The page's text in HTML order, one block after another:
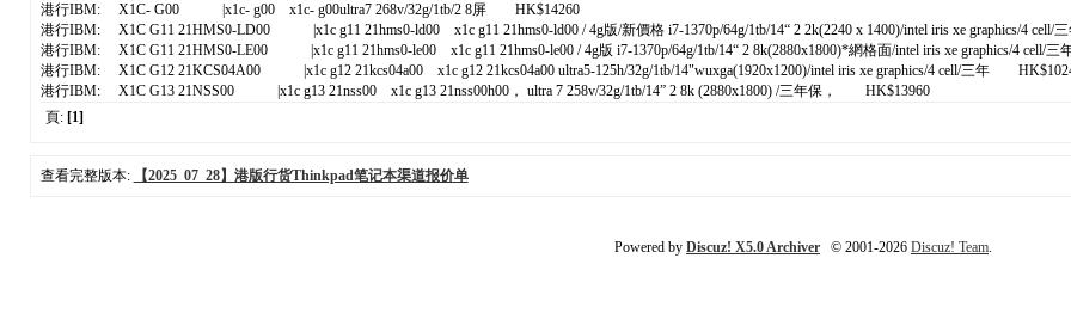
港行IBM: X1C- G00 |x1c- g00 x1c- g00ultra7 268v/32g/1tb/2 8屏 HK$14260
港行IBM: X1C G11 21HMS0-LD00 |x1c g11 21hms0-ld00 x1c g11 21hms0-ld00 / 4g版/新價格 i7-1370p/64g/1tb/14“ 2 2k(2240 x 1400)/intel iris xe graphics/4
港行IBM: X1C G11 21HMS0-LE00 |x1c g11 21hms0-le00 x1c g11 21hms0-le00 / 4g版 i7-1370p/64g/1tb/14“ 2 8k(2880x1800)*網格面/intel iris xe graphics/4 cell/
港行IBM: X1C G12 21KCS04A00 |x1c g12 21kcs04a00 x1c g12 21kcs04a00 ultra5-125h/32g/1tb/14"wuxga(1920x1200)/intel iris xe graphics/4 cell/三年
港行IBM: X1C G13 21NSS00 |x1c g13 21nss00 x1c g13 21nss00h00， ultra 7 258v/32g/1tb/14” 2 8k (2880x1800) /三年保， HK$13960
頁: [1]
查看完整版本: 【2025_07_28】港版行货Thinkpad笔记本渠道报价单
Powered by Discuz! X5.0 Archiver © 2001-2026 Discuz! Team.